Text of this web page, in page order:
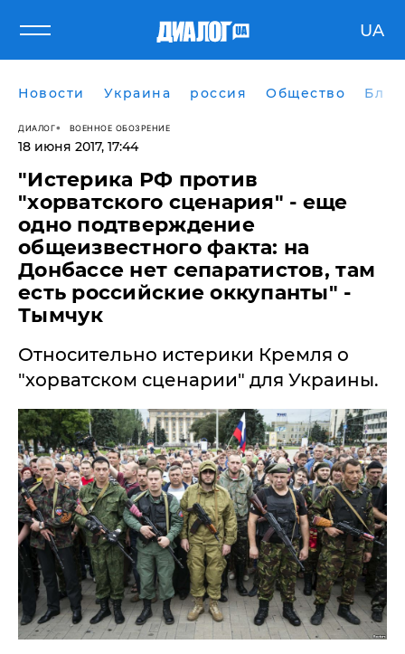
UA
Новости Украина россия Общество
ДИАЛОГ ВОЕННОЕ ОБОЗРЕНИЕ
18 июня 2017, 17:44
"Истерика РФ против
"хорватского сценария" - еще
одно подтверждение
общеизвестного факта: на
Донбассе нет сепаратистов, там
есть российские оккупанты" -
Тымчук
Относительно истерики Кремля о
"хорватском сценарии" для Украины.